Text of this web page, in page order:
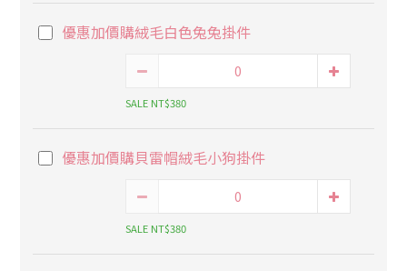
優惠加價購絨毛白色兔兔掛件
SALE NT$380
優惠加價購貝雷帽絨毛小狗掛件
SALE NT$380